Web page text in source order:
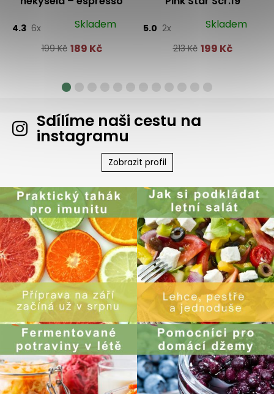
kávovaru
4.3 6x Skladem
199 Kč 189 Kč
5.0 2x Skladem
213 Kč 199 Kč
Sdílíme naši cestu na
instagramu
Zobrazit profil